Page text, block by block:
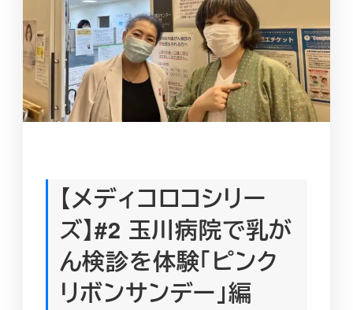
【メディコロコシリー
ズ】#2 玉川病院で乳が
ん検診を体験「ピンク
リボンサンデー」編